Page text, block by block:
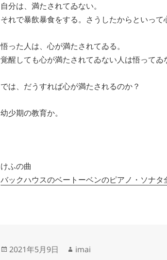
自分は、満たされてゐない。
それで暴飲暴食をする。さうしたからといって
悟った人は、心が満たされてゐる。
覚醒しても心が満たされてゐない人は悟ってゐ
では、だうすれば心が満たされるのか？
幼少期の教育か。
けふの曲
バックハウスのベートーベンのピアノ・ソナタ
投
2021年5月9日
作
imai